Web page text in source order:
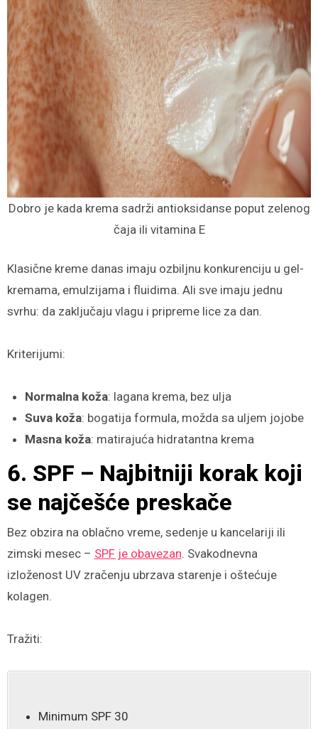
Dobro je kada krema sadrži antioksidanse poput zelenog
čaja ili vitamina E
Klasične kreme danas imaju ozbiljnu konkurenciju u gel-
kremama, emulzijama i fluidima. Ali sve imaju jednu
svrhu: da zaključaju vlagu i pripreme lice za dan.
Kriterijumi:
Normalna koža: lagana krema, bez ulja
Suva koža: bogatija formula, možda sa uljem jojobe
Masna koža: matirajuća hidratantna krema
6. SPF – Najbitniji korak koji
se najčešće preskače
Bez obzira na oblačno vreme, sedenje u kancelariji ili
zimski mesec – SPF je obavezan. Svakodnevna
izloženost UV zračenju ubrzava starenje i oštećuje
kolagen.
Tražiti:
Minimum SPF 30